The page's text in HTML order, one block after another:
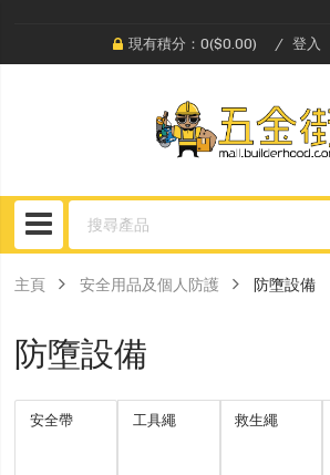
現有積分：0($0.00) 登入
主頁 安全用品及個人防護 防墮設備
防墮設備
安全帶 工具繩 救生繩